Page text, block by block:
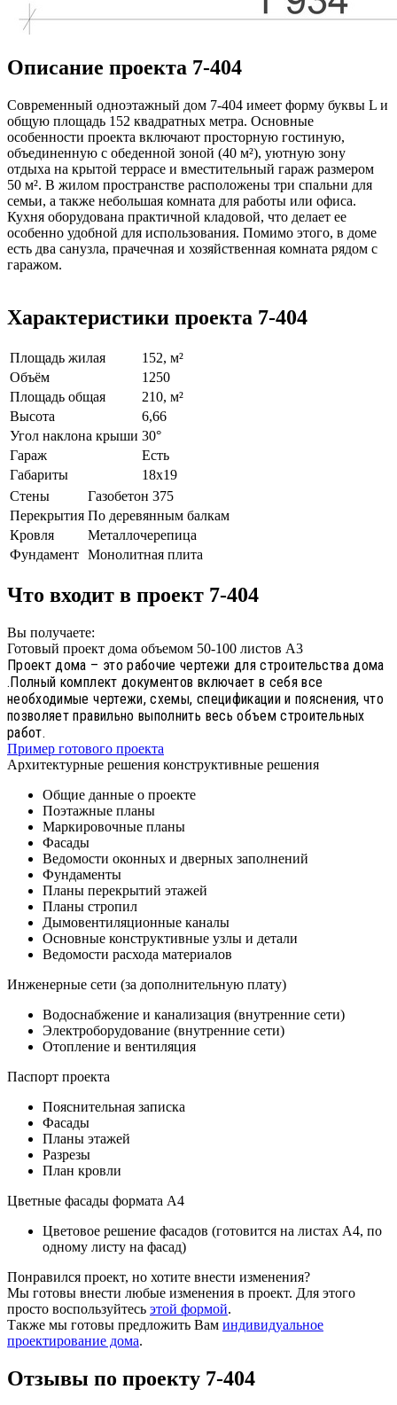
Описание проекта 7-404
Современный одноэтажный дом 7-404 имеет форму буквы L и
общую площадь 152 квадратных метра. Основные
особенности проекта включают просторную гостиную,
объединенную с обеденной зоной (40 м²), уютную зону
отдыха на крытой террасе и вместительный гараж размером
50 м². В жилом пространстве расположены три спальни для
семьи, а также небольшая комната для работы или офиса.
Кухня оборудована практичной кладовой, что делает ее
особенно удобной для использования. Помимо этого, в доме
есть два санузла, прачечная и хозяйственная комната рядом с
гаражом.
Характеристики проекта 7-404
Площадь жилая
152, м²
Объём
1250
Площадь общая
210, м²
Высота
6,66
Угол наклона крыши 30°
Гараж
Есть
Габариты
18х19
Стены
Газобетон 375
Перекрытия По деревянным балкам
Кровля
Металлочерепица
Фундамент Монолитная плита
Что входит в проект 7-404
Вы получаете:
Готовый проект дома объемом 50-100 листов А3
Проект дома – это рабочие чертежи для строительства дома
.Полный комплект документов включает в себя все
необходимые чертежи, схемы, спецификации и пояснения, что
позволяет правильно выполнить весь объем строительных
работ.
Пример готового проекта
Архитектурные решения конструктивные решения
Общие данные о проекте
Поэтажные планы
Маркировочные планы
Фасады
Ведомости оконных и дверных заполнений
Фундаменты
Планы перекрытий этажей
Планы стропил
Дымовентиляционные каналы
Основные конструктивные узлы и детали
Ведомости расхода материалов
Инженерные сети (за дополнительную плату)
Водоснабжение и канализация (внутренние сети)
Электроборудование (внутренние сети)
Отопление и вентиляция
Паспорт проекта
Пояснительная записка
Фасады
Планы этажей
Разрезы
План кровли
Цветные фасады формата А4
Цветовое решение фасадов (готовится на листах А4, по
одному листу на фасад)
Понравился проект, но хотите внести изменения?
Мы готовы внести любые изменения в проект. Для этого
просто воспользуйтесь этой формой.
Также мы готовы предложить Вам индивидуальное
проектирование дома.
Отзывы по проекту 7-404